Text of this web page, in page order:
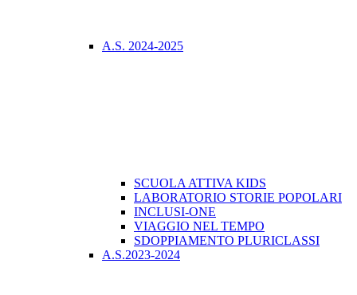
A.S. 2024-2025
SCUOLA ATTIVA KIDS
LABORATORIO STORIE POPOLARI
INCLUSI-ONE
VIAGGIO NEL TEMPO
SDOPPIAMENTO PLURICLASSI
A.S.2023-2024